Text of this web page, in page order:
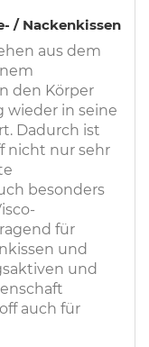
/ Nackenkissen
aus dem
den Körper
wieder in seine
Dadurch ist
nicht nur sehr
besonders
für
und
und
auch für